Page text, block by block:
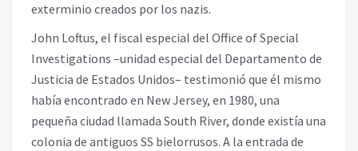
exterminio creados por los nazis.
John Loftus, el fiscal especial del Office of Special
Investigations –unidad especial del Departamento de
Justicia de Estados Unidos– testimonió que él mismo
había encontrado en New Jersey, en 1980, una
pequeña ciudad llamada South River, donde existía una
colonia de antiguos SS bielorrusos. A la entrada de